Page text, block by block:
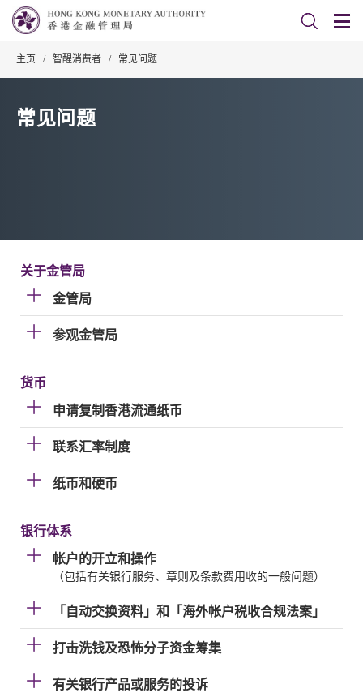
主页 / 智醒消费者 / 常见问题
常见问题
关于金管局
金管局
参观金管局
货币
申请复制香港流通纸币
联系汇率制度
纸币和硬币
银行体系
帐户的开立和操作
（包括有关银行服务、章则及条款费用收的一般问题）
「自动交换资料」和「海外帐户税收合规法案」
打击洗钱及恐怖分子资金筹集
有关银行产品或服务的投诉